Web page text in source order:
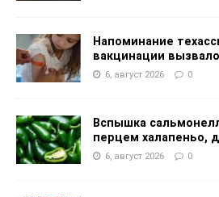
Напоминание
вакцинации
6, август 2026 0
Вспышка
перцем халапеньо,
6, август 2026 0